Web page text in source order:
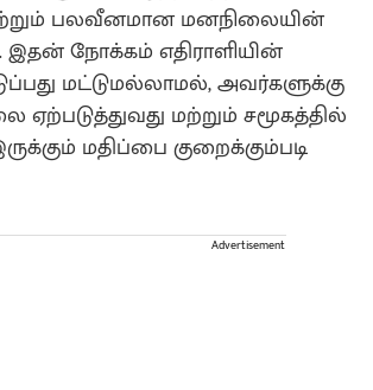
பலவீனமான மனநிலையின்
இதன் நோக்கம் எதிராளியின்
மட்டுமல்லாமல், அவர்களுக்கு
மற்றும் சமூகத்தில்
மதிப்பை குறைக்கும்படி
Advertisement